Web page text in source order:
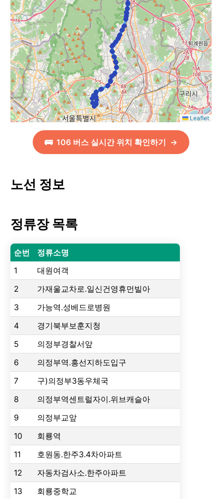
Leaflet
🚌 106 버스 실시간 위치 확인하기 →
노선 정보
정류장 목록
순번
정류소명
1
대원여객
2
가재울교차로.일신건영휴먼빌아
3
가능역.성베드로병원
4
경기북부보훈지청
5
의정부경찰서앞
6
의정부역.흥선지하도입구
7
구)의정부3동우체국
8
의정부역센트럴자이.위브캐슬아
9
의정부교앞
10
회룡역
11
호원동.한주3.4차아파트
12
자동차검사소.한주아파트
13
회룡중학교